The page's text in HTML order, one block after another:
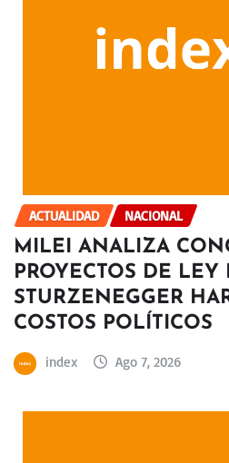
ACTUALIDAD NACIONAL
MILEI ANALIZA
PROYECTOS DE LEY
STURZENEGGER
COSTOS POLÍTICOS
index Ago 7, 2026